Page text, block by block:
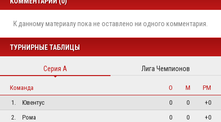
К данному материалу пока не оставлено ни одного комментария.
ТУРНИРНЫЕ ТАБЛИЦЫ
Серия А Лига Чемпионов
Команда О М
РМ
1.
Ювентус 0 0
+0
2.
Рома 0 0
+0